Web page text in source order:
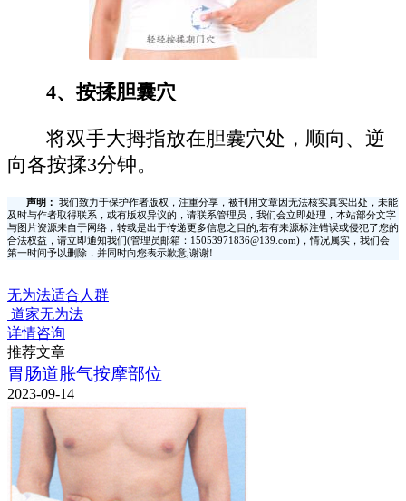
4、按揉胆囊穴
将双手大拇指放在胆囊穴处，顺向、逆
向各按揉3分钟。
声明：
我们致力于保护作者版权，注重分享，被刊用文章因无法核实真实出处，未能
及时与作者取得联系，或有版权异议的，请联系管理员，我们会立即处理，本站部分文字
与图片资源来自于网络，转载是出于传递更多信息之目的,若有来源标注错误或侵犯了您的
合法权益，请立即通知我们(管理员邮箱：15053971836@139.com)，情况属实，我们会
第一时间予以删除，并同时向您表示歉意,谢谢!
无为法适合人群
道家无为法
详情咨询
推荐文章
胃肠道胀气按摩部位
2023-09-14